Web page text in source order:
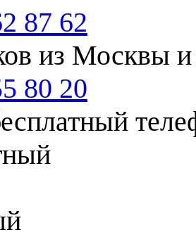
87 62
из Москвы
80 20